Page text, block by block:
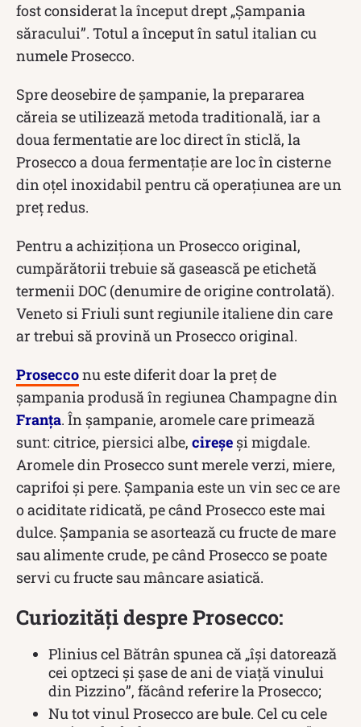
fost considerat la început drept „Șampania
săracului”. Totul a început în satul italian cu
numele Prosecco.
Spre deosebire de șampanie, la prepararea
căreia se utilizează metoda traditională, iar a
doua fermentatie are loc direct în sticlă, la
Prosecco a doua fermentație are loc în cisterne
din oțel inoxidabil pentru că operațiunea are un
preț redus.
Pentru a achiziționa un Prosecco original,
cumpărătorii trebuie să gasească pe etichetă
termenii DOC (denumire de origine controlată).
Veneto si Friuli sunt regiunile italiene din care
ar trebui să provină un Prosecco original.
Prosecconu este diferit doar la preț de
șampania produsă în regiunea Champagne din
Franţa. În şampanie, aromele care primează
sunt: citrice, piersici albe, cireşe şi migdale.
Aromele din Prosecco sunt merele verzi, miere,
caprifoi şi pere. Şampania este un vin sec ce are
o aciditate ridicată, pe când Prosecco este mai
dulce. Șampania se asortează cu fructe de mare
sau alimente crude, pe când Prosecco se poate
servi cu fructe sau mâncare asiatică.
Curiozități despre Prosecco:
Plinius cel Bătrân spunea că „îşi datorează
cei optzeci şi şase de ani de viaţă vinului
din Pizzino”, făcând referire la Prosecco;
Nu tot vinul Prosecco are bule. Cel cu cele